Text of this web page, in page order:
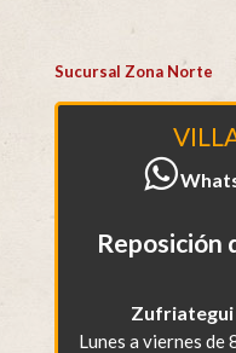
Sucursal Zona Norte
Reposición
Zufriategui
Lunes a viernes de